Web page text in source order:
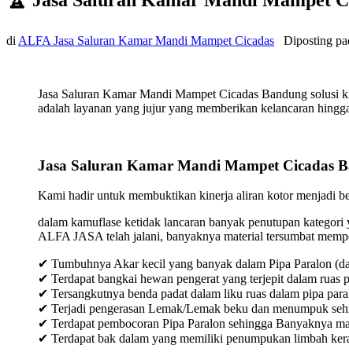
di ALFA Jasa Saluran Kamar Mandi Mampet Cicadas Diposting
Jasa Saluran Kamar Mandi Mampet Cicadas Bandung solusi
adalah layanan yang jujur yang memberikan kelancaran
Jasa Saluran Kamar Mandi Mampet Cicadas
Kami hadir untuk membuktikan kinerja aliran kotor menjadi
dalam kamuflase ketidak lancaran banyak penutupan
ALFA JASA telah jalani, banyaknya material tersumbat
✔ Tumbuhnya Akar kecil yang banyak dalam Pipa Paralon
✔ Terdapat bangkai hewan pengerat yang terjepit dalam ruas
✔ Tersangkutnya benda padat dalam liku ruas dalam pipa
✔ Terjadi pengerasan Lemak/Lemak beku dan menumpuk
✔ Terdapat pembocoran Pipa Paralon sehingga Banyaknya
✔ Terdapat bak dalam yang memiliki penumpukan limbah